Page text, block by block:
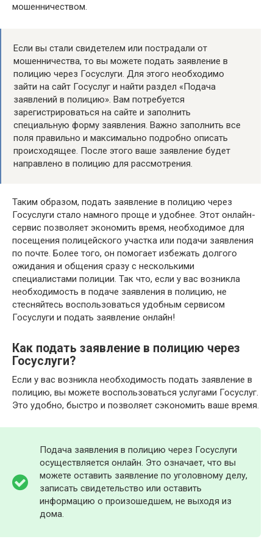
мошенничеством.
Если вы стали свидетелем или пострадали от
мошенничества, то вы можете подать заявление в
полицию через Госуслуги. Для этого необходимо
зайти на сайт Госуслуг и найти раздел «Подача
заявлений в полицию». Вам потребуется
зарегистрироваться на сайте и заполнить
специальную форму заявления. Важно заполнить все
поля правильно и максимально подробно описать
происходящее. После этого ваше заявление будет
направлено в полицию для рассмотрения.
Таким образом, подать заявление в полицию через
Госуслуги стало намного проще и удобнее. Этот онлайн-
сервис позволяет экономить время, необходимое для
посещения полицейского участка или подачи заявления
по почте. Более того, он помогает избежать долгого
ожидания и общения сразу с несколькими
специалистами полиции. Так что, если у вас возникла
необходимость в подаче заявления в полицию, не
стесняйтесь воспользоваться удобным сервисом
Госуслуги и подать заявление онлайн!
Как подать заявление в полицию через
Госуслуги?
Если у вас возникла необходимость подать заявление в
полицию, вы можете воспользоваться услугами Госуслуг.
Это удобно, быстро и позволяет сэкономить ваше время.
Подача заявления в полицию через Госуслуги
осуществляется онлайн. Это означает, что вы
можете оставить заявление по уголовному делу,
записать свидетельство или оставить
информацию о произошедшем, не выходя из
дома.